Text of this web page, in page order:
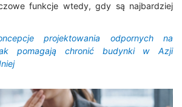
funkcje wtedy, gdy są najbardziej
projektowania odpornych na
pomagają chronić budynki w Azji